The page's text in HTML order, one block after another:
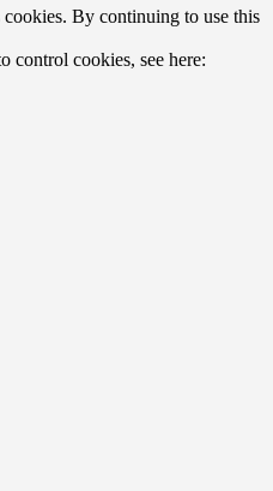
By continuing to use this
control cookies, see here: